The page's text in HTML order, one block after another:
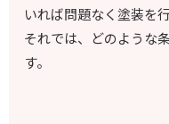
いれば問題なく塗装を
それでは、どのような
す。